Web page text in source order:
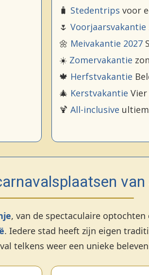
🧳 Stedentrips voor
🌷 Voorjaarsvakantie
🌼 Meivakantie 2027
☀️ Zomervakantie
🍁 Herfstvakantie
🎄 Kerstvakantie
🍹 All-inclusive
van
, van de spectaculaire optochten
. Iedere stad heeft zijn eigen
telkens weer een unieke